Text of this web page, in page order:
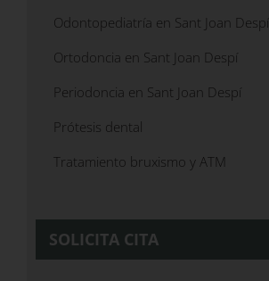
Odontopediatría en Sant Joan Despí
Ortodoncia en Sant Joan Despí
Periodoncia en Sant Joan Despí
Prótesis dental
Tratamiento bruxismo y ATM
SOLICITA CITA